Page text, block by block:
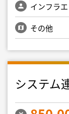
インフラ
その他
システム